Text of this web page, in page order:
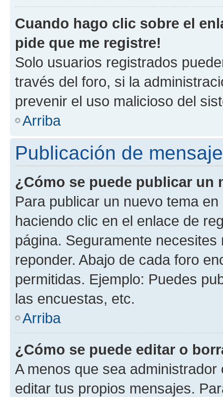
Cuando hago clic sobre el
pide que me registre!
Solo usuarios registrados
través del foro, si la
prevenir el uso malicioso del
Arriba
Publicación de
¿Cómo se puede publicar un
Para publicar un nuevo tema
haciendo clic en el enlace de
página. Seguramente
reponder. Abajo de cada foro
permitidas. Ejemplo: Puedes
las encuestas, etc.
Arriba
¿Cómo se puede editar o
A menos que sea
editar tus propios mensajes.